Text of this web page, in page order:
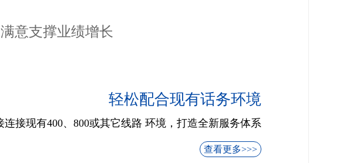
意支撑业绩增长
轻松配合现有话务环境
连接现有400、800或其它线路 环境，打造全新服务体系
查看更多>>>